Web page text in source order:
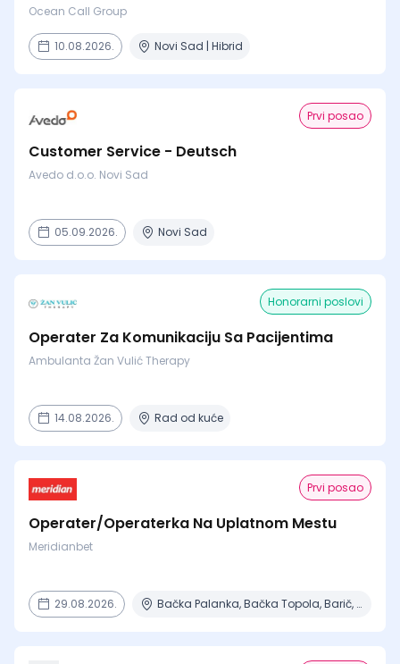
Ocean Call Group
10.08.2026. Novi Sad | Hibrid
Prvi posao
Customer Service - Deutsch
Avedo d.o.o. Novi Sad
05.09.2026. Novi Sad
Honorarni poslovi
Operater Za Komunikaciju Sa Pacijentima
Ambulanta Žan Vulić Therapy
14.08.2026. Rad od kuće
Prvi posao
Operater/Operaterka Na Uplatnom Mestu
Meridianbet
29.08.2026. Bačka Palanka, Bačka Topola, Barič, Beograd, Čajetina + 15 mesta